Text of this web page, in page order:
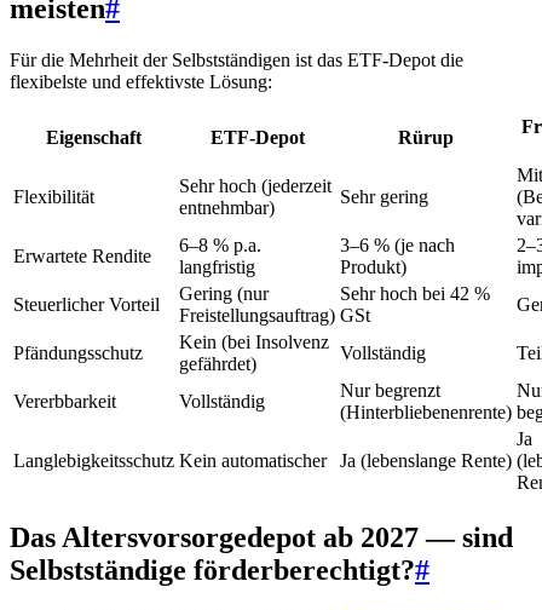
meisten#
Für die Mehrheit der Selbstständigen ist das ETF-Depot die
flexibelste und effektivste Lösung:
Eigenschaft ETF-Depot Rürup
Flexibilität
Sehr hoch (jederzeit
entnehmbar)
Sehr gering
Erwartete Rendite
6–8 % p.a.
langfristig
3–6 % (je nach
Produkt)
Steuerlicher Vorteil
Gering (nur
Freistellungsauftrag)
Sehr hoch bei 42 %
GSt
Pfändungsschutz
Kein (bei Insolvenz
gefährdet)
Vollständig
Vererbbarkeit Vollständig
Nur begrenzt
(Hinterbliebenenrente)
Langlebigkeitsschutz Kein automatischer Ja (lebenslange Rente)
Ja
Das Altersvorsorgedepot ab 2027 — sind
Selbstständige förderberechtigt?#